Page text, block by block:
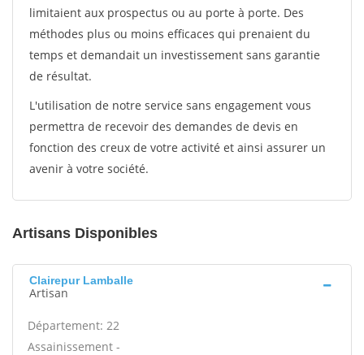
limitaient aux prospectus ou au porte à porte. Des
méthodes plus ou moins efficaces qui prenaient du
temps et demandait un investissement sans garantie
de résultat.
L'utilisation de notre service sans engagement vous
permettra de recevoir des demandes de devis en
fonction des creux de votre activité et ainsi assurer un
avenir à votre société.
Artisans Disponibles
Clairepur Lamballe
Artisan
Département: 22
Assainissement -